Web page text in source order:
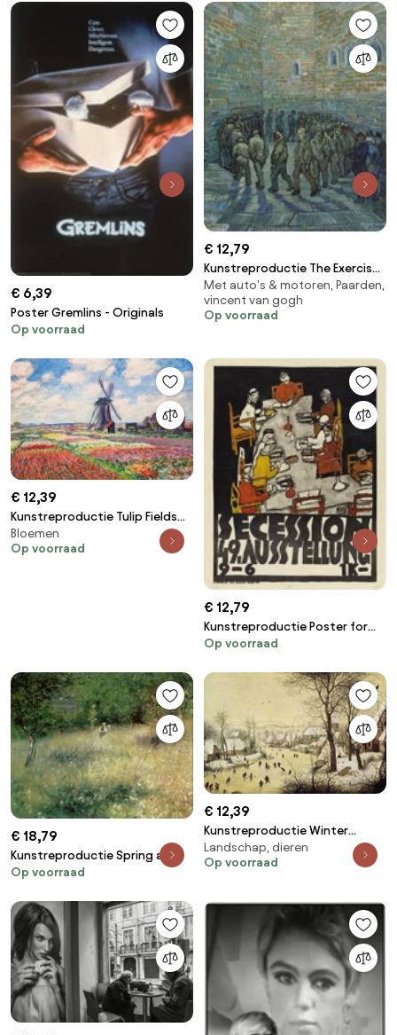
€ 6,39
Poster Gremlins - Originals
Op voorraad
€ 12,79
Kunstreproductie The Exercise
Yard, or The Convict Prison,
1890, Vincent van Gogh
Met auto's & motoren, Paarden,
vincent van gogh
Op voorraad
€ 12,39
Kunstreproductie Tulip Fields
with the Rijnsburg Windmill,
1886, Claude Monet
Bloemen
Op voorraad
€ 12,79
Kunstreproductie Poster for
the Vienna Secession, 49th
Schiele
Op voorraad
€ 18,79
Kunstreproductie Spring at
Chatou, c.1872-5, Pierre
Op voorraad
€ 12,39
Kunstreproductie Winter
Landscape with Skaters and a
Bird Trap, Pieter the Elder
Landschap, dieren
Op voorraad